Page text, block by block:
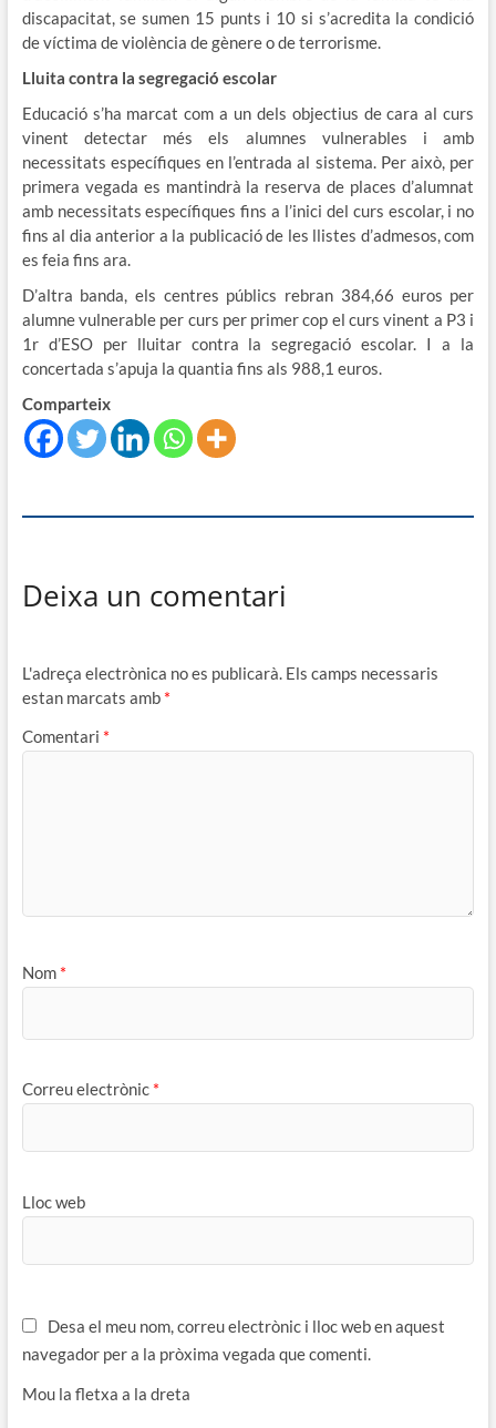
discapacitat, se sumen 15 punts i 10 si s’acredita la condició
de víctima de violència de gènere o de terrorisme.
Lluita contra la segregació escolar
Educació s’ha marcat com a un dels objectius de cara al curs
vinent detectar més els alumnes vulnerables i amb
necessitats específiques en l’entrada al sistema. Per això, per
primera vegada es mantindrà la reserva de places d’alumnat
amb necessitats específiques fins a l’inici del curs escolar, i no
fins al dia anterior a la publicació de les llistes d’admesos, com
es feia fins ara.
D’altra banda, els centres públics rebran 384,66 euros per
alumne vulnerable per curs per primer cop el curs vinent a P3 i
1r d’ESO per lluitar contra la segregació escolar. I a la
concertada s’apuja la quantia fins als 988,1 euros.
Comparteix
Deixa un comentari
L'adreça electrònica no es publicarà. Els camps necessaris
estan marcats amb *
Comentari *
Nom *
Correu electrònic *
Lloc web
Desa el meu nom, correu electrònic i lloc web en aquest
navegador per a la pròxima vegada que comenti.
Mou la fletxa a la dreta